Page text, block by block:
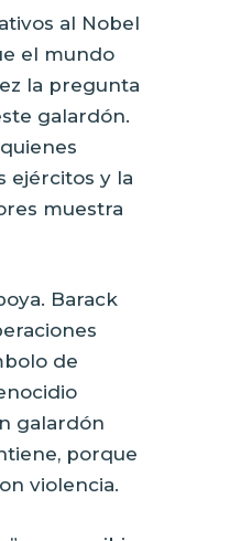
al Nobel
el mundo
la pregunta
galardón.
ejércitos y la
muestra
Barack
de
galardón
porque
violencia.